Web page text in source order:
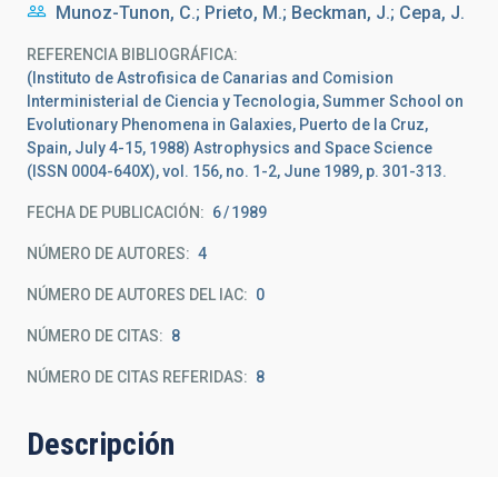
Munoz-Tunon, C.; Prieto, M.; Beckman, J.; Cepa, J.
REFERENCIA BIBLIOGRÁFICA
(Instituto de Astrofisica de Canarias and Comision
Interministerial de Ciencia y Tecnologia, Summer School on
Evolutionary Phenomena in Galaxies, Puerto de la Cruz,
Spain, July 4-15, 1988) Astrophysics and Space Science
(ISSN 0004-640X), vol. 156, no. 1-2, June 1989, p. 301-313.
FECHA DE PUBLICACIÓN: 6 1989
NÚMERO DE AUTORES 4
NÚMERO DE AUTORES DEL IAC 0
NÚMERO DE CITAS 8
NÚMERO DE CITAS REFERIDAS 8
Descripción